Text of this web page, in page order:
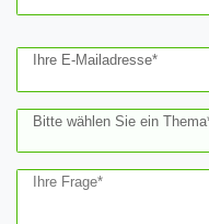
Ihre E-Mailadresse*
Bitte wählen Sie ein
Ihre Frage*